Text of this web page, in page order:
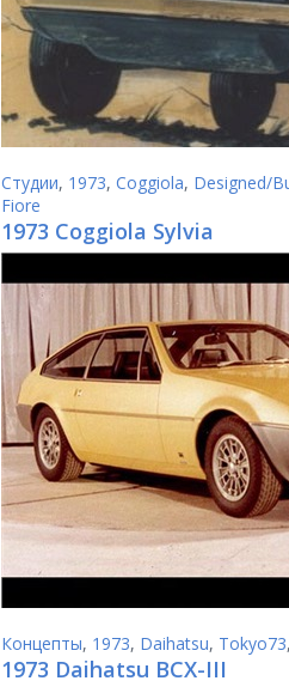
Студии, 1973, Coggiola, Designed/
Fiore
1973 Coggiola Sylvia
Концепты, 1973, Daihatsu, Tokyo73,
1973 Daihatsu BCX-III